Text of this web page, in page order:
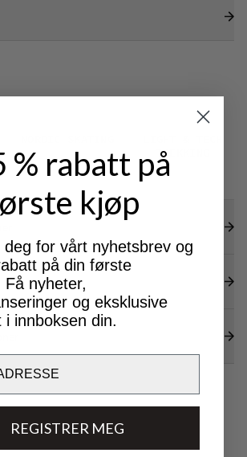
TREKKING
% rabatt på
kjøp
deg for vårt nyhetsbrev og
på din første
Få nyheter,
og eksklusive
i innboksen din.
REGISTRER MEG